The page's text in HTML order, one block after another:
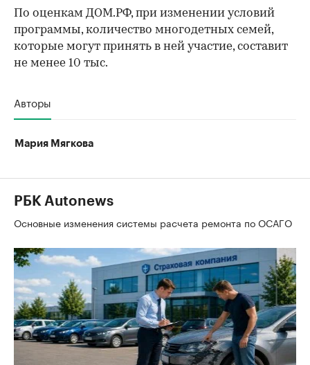
По оценкам ДОМ.РФ, при изменении условий
программы, количество многодетных семей,
которые могут принять в ней участие, составит
не менее 10 тыс.
Авторы
Мария Мягкова
РБК Autonews
Основные изменения системы расчета ремонта по ОСАГО